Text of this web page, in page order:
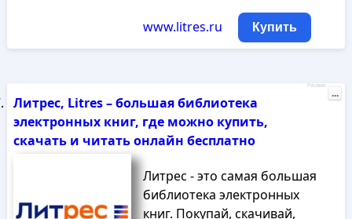
www.litres.ru Купить
Литрес, Litres – большая библиотека
электронных книг, где можно купить,
скачать и читать онлайн бесплатно
Литрес - это самая большая
библиотека электронных
книг. Покупай, скачивай,
Реклама
...